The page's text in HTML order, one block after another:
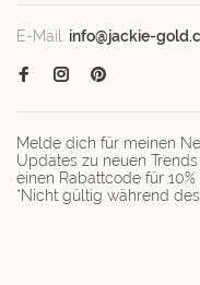
E-Mail: info@jackie-
Melde dich für meinen
Updates zu neuen
einen Rabattcode für
*Nicht gültig während